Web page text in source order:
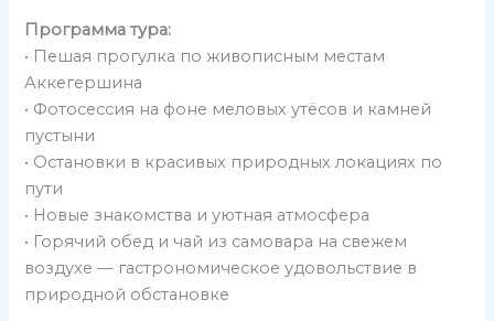
Программа тура:
• Пешая прогулка по живописным местам
Аккегершина
• Фотосессия на фоне меловых утёсов и камней
пустыни
• Остановки в красивых природных локациях по
пути
• Новые знакомства и уютная атмосфера
• Горячий обед и чай из самовара на свежем
воздухе — гастрономическое удовольствие в
природной обстановке